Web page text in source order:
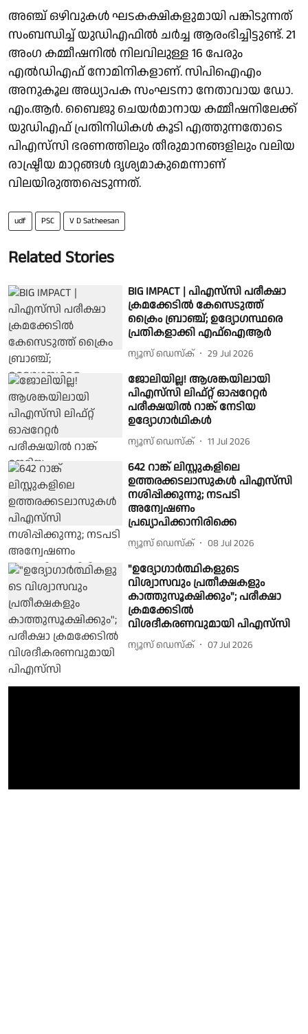
അഞ്ച് ഒഴിവുകള്‍ ഘടകക്ഷികളുമായി പങ്കിടുന്നത്
സംബന്ധിച്ച് യുഡിഎഫില്‍ ചര്‍ച്ച ആരംഭിച്ചിട്ടുണ്ട്. 21
അംഗ കമ്മീഷനില്‍ നിലവിലുള്ള 16 പേരും
എല്‍ഡിഎഫ് നോമിനികളാണ്. സിപിഐഎം
അനുകൂല അധ്യാപക സംഘടനാ നേതാവായ ഡോ.
എം.ആർ. ബൈജു ചെയർമാനായ കമ്മീഷനിലേക്ക്
യുഡിഎഫ് പ്രതിനിധികൾ കൂടി എത്തുന്നതോടെ
പിഎസ്‌സി ഭരണത്തിലും തീരുമാനങ്ങളിലും വലിയ
രാഷ്ട്രീയ മാറ്റങ്ങൾ ദൃശ്യമാകുമെന്നാണ്
വിലയിരുത്തപ്പെടുന്നത്.
udf PSC V D Satheesan
Related Stories
BIG IMPACT | പിഎസ്‌സി പരീക്ഷാ
ക്രമക്കേടിൽ കേസെടുത്ത്
ക്രൈം ബ്രാഞ്ച്; ഉദ്യോഗസ്ഥരെ
പ്രതികളാക്കി എഫ്ഐആര്‍
ന്യൂസ് ഡെസ്ക് 29 Jul 2026
ജോലിയില്ല! ആശങ്കയിലായി
പിഎസ്‌സി ലിഫ്റ്റ് ഓപ്പറേറ്റർ
പരീക്ഷയിൽ റാങ്ക് നേടിയ
ഉദ്യോഗാർഥികൾ
ന്യൂസ് ഡെസ്ക് 11 Jul 2026
642 റാങ്ക് ലിസ്റ്റുകളിലെ
ഉത്തരക്കടലാസുകള്‍ പിഎസ്‌സി
നശിപ്പിക്കുന്നു; നടപടി
അന്വേഷണം
പ്രഖ്യാപിക്കാനിരിക്കെ
ന്യൂസ് ഡെസ്ക് 08 Jul 2026
"ഉദ്യോഗാർത്ഥികളുടെ
വിശ്വാസവും പ്രതീക്ഷകളും
കാത്തുസൂക്ഷിക്കും"; പരീക്ഷാ
ക്രമക്കേടിൽ
വിശദീകരണവുമായി പിഎസ്‌സി
ന്യൂസ് ഡെസ്ക് 07 Jul 2026